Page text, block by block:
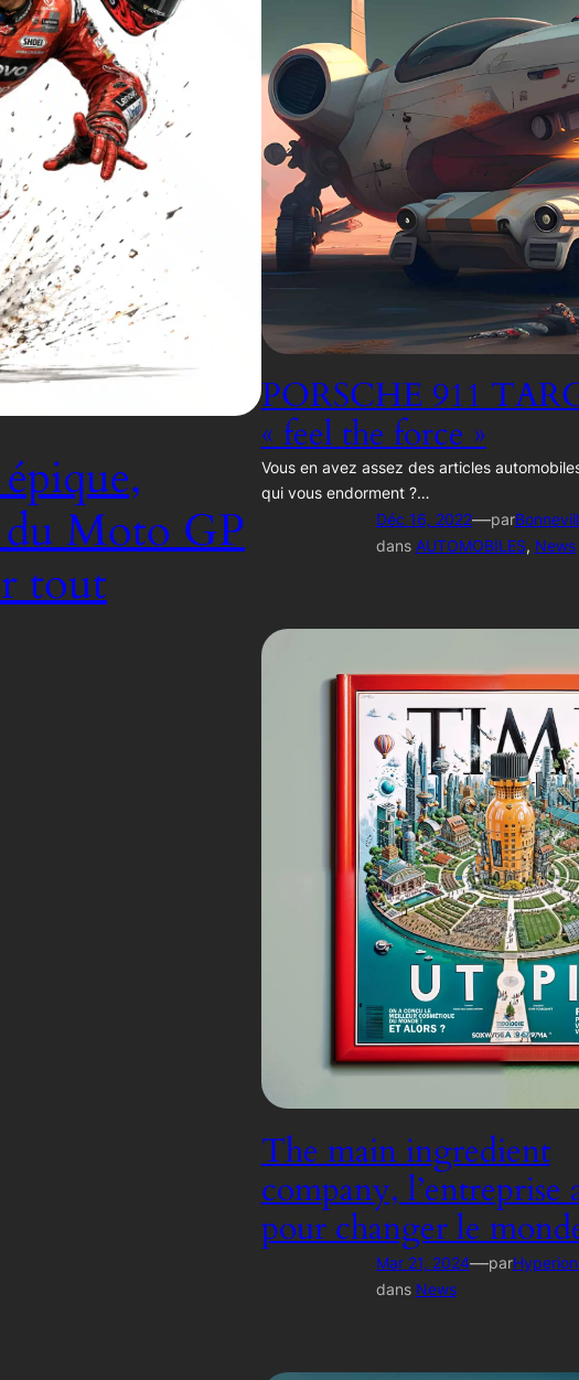
du Moto GP
tout
PORSCHE 911
« feel the force »
Vous en avez assez des articles
qui vous endorment ?…
Déc 16, 2022—par
dans AUTOMOBILES, News
The main ingredient
company, l’entreprise
pour changer le
Mar 21, 2024—parHyperion
dans News